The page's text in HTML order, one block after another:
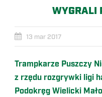
WYGRALI
13 mar 2017
Trampkarze Puszczy
z rzędu rozgrywki ligi
Podokręg Wielicki